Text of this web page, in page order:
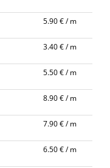
5.90 € / m
3.40 € / m
5.50 € / m
8.90 € / m
7.90 € / m
6.50 € / m